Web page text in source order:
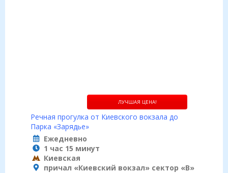
ЛУЧШАЯ ЦЕНА!
Речная прогулка от Киевского вокзала до
Парка «Зарядье»
Ежедневно
1 час 15 минут
Киевская
причал «Киевский вокзал» сектор «B»